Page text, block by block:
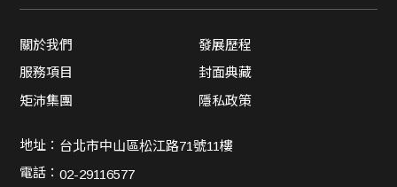
關於我們
發展歷程
服務項目
封面典藏
矩沛集團
隱私政策
地址： 台北市中山區松江路71號11樓
電話：02-29116577